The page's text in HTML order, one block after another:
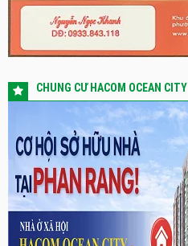
CHUNG CƯ HACOM OCEAN CITY